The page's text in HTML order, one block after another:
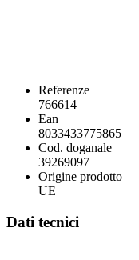
Referenze
766614
Ean
8033433775865
Cod. doganale
39269097
Origine prodotto
UE
Dati tecnici